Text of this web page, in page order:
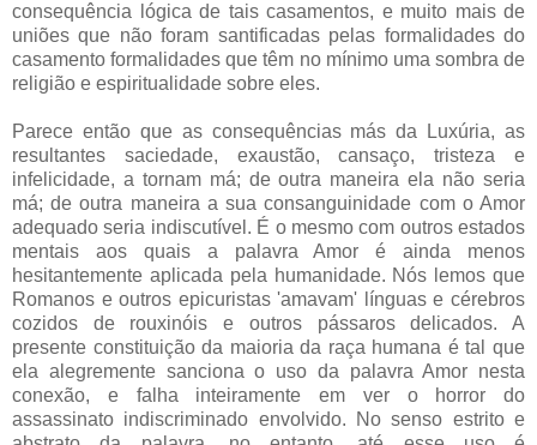
consequência lógica de tais casamentos, e muito mais de
uniões que não foram santificadas pelas formalidades do
casamento formalidades que têm no mínimo uma sombra de
religião e espiritualidade sobre eles.
Parece então que as consequências más da Luxúria, as
resultantes saciedade, exaustão, cansaço, tristeza e
infelicidade, a tornam má; de outra maneira ela não seria
má; de outra maneira a sua consanguinidade com o Amor
adequado seria indiscutível. É o mesmo com outros estados
mentais aos quais a palavra Amor é ainda menos
hesitantemente aplicada pela humanidade. Nós lemos que
Romanos e outros epicuristas 'amavam' línguas e cérebros
cozidos de rouxinóis e outros pássaros delicados. A
presente constituição da maioria da raça humana é tal que
ela alegremente sanciona o uso da palavra Amor nesta
conexão, e falha inteiramente em ver o horror do
assassinato indiscriminado envolvido. No senso estrito e